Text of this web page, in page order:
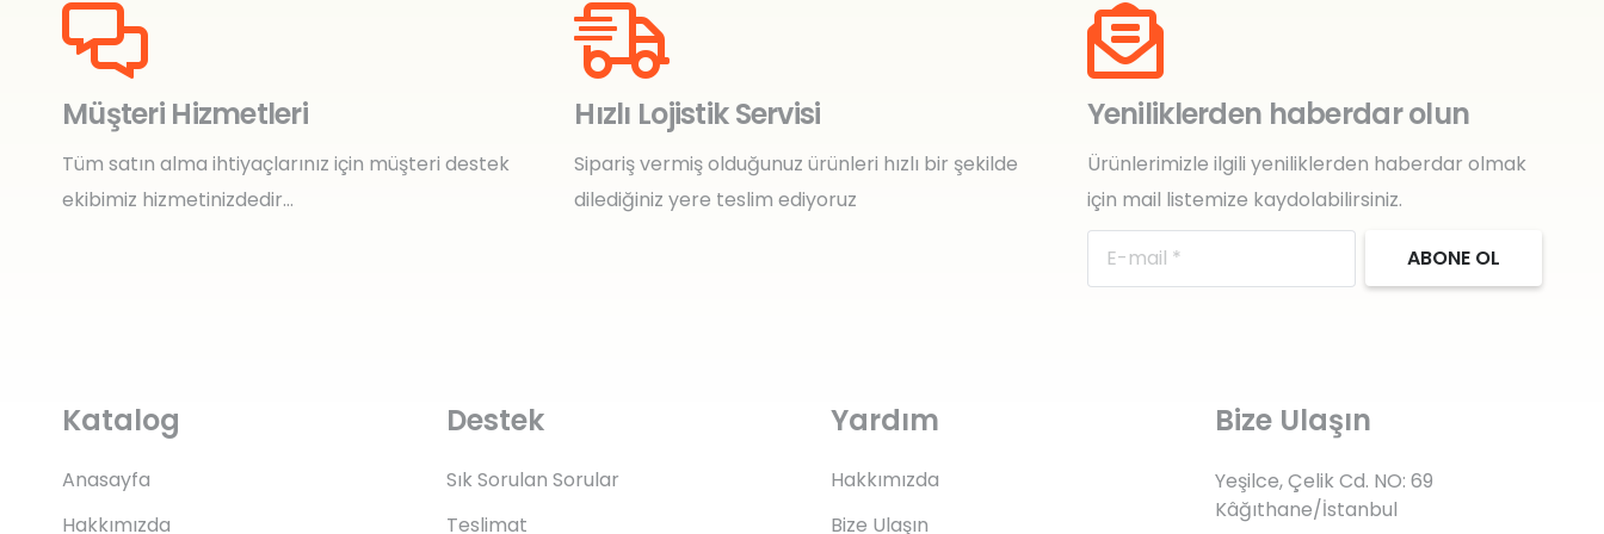
Müşteri Hizmetleri
Tüm satın alma ihtiyaçlarınız için müşteri destek
ekibimiz hizmetinizdedir…
Hızlı Lojistik Servisi
Sipariş vermiş olduğunuz ürünleri hızlı bir şekilde
dilediğiniz yere teslim ediyoruz
Yeniliklerden haberdar olun
Ürünlerimizle ilgili yeniliklerden haberdar olmak
için mail listemize kaydolabilirsiniz.
ABONE OL
Katalog
Anasayfa
Hakkımızda
Destek
Sık Sorulan Sorular
Teslimat
Yardım
Hakkımızda
Bize Ulaşın
Bize Ulaşın
Yeşilce, Çelik Cd. NO: 69
Kâğıthane/İstanbul